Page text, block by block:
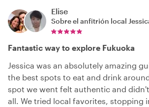
Elise
Sobre el anfitrión local
Fantastic way to explore Fukuoka
Jessica was an absolutely amazing
the best spots to eat and drink
spot we went felt authentic and
all. We tried local favorites, stopping